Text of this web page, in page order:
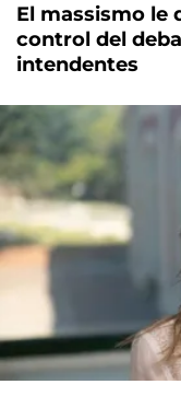
El massismo le
control del
intendentes